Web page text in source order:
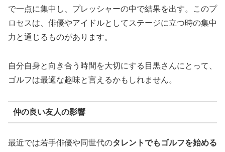
で一点に集中し、プレッシャーの中で結果を出す。このプ
ロセスは、俳優やアイドルとしてステージに立つ時の集中
力と通じるものがあります。
自分自身と向き合う時間を大切にする目黒さんにとって、
ゴルフは最適な趣味と言えるかもしれません。
仲の良い友人の影響
最近では若手俳優や同世代のタレントでもゴルフを始める